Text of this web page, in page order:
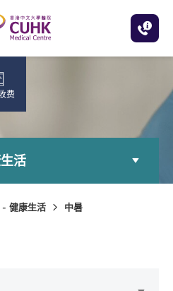
费
活
- 健康生活 中暑